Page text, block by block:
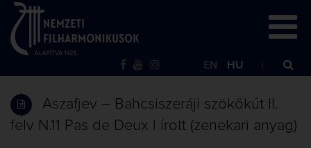
EN HU
Aszafjev – Bahcsiszeráji szökőkút II.
felv N.11 Pas de Deux | írott (zenekari anyag)